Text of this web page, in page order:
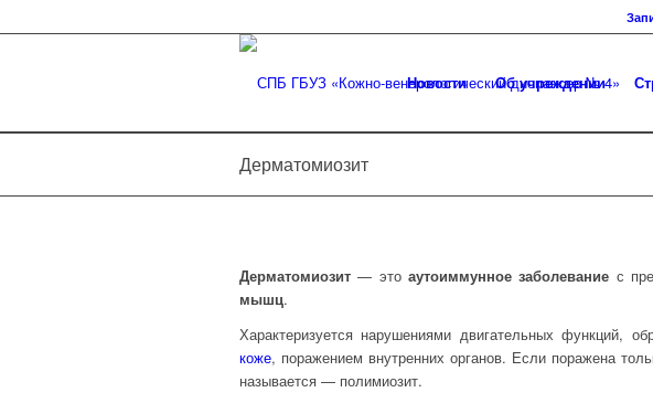
Новости Об учреждении
Дерматомиозит
Дерматомиозит — этоаутоиммунное заболевание с
мышц.
Характеризуется нарушениями двигательных функций,
коже, поражением внутренних органов. Если поражена
называется — полимиозит.